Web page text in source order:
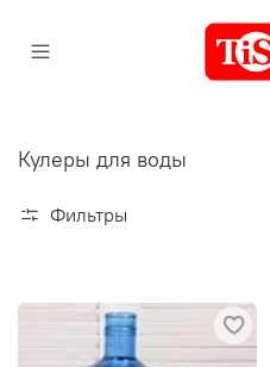
Кулеры для воды
Фильтры